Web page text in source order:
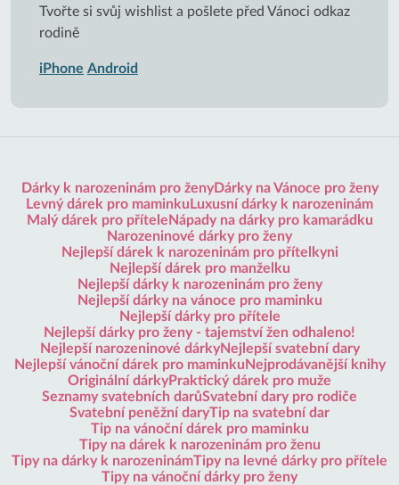
Tvořte si svůj wishlist a pošlete před Vánoci odkaz
rodině
iPhone Android
Dárky k narozeninám pro ženyDárky na Vánoce pro ženy
Levný dárek pro maminku Luxusní dárky k narozeninám
Malý dárek pro přítele Nápady na dárky pro kamarádku
Narozeninové dárky pro ženy
Nejlepší dárek k narozeninám pro přítelkyni
Nejlepší dárek pro manželku
Nejlepší dárky k narozeninám pro ženy
Nejlepší dárky na vánoce pro maminku
Nejlepší dárky pro přítele
Nejlepší dárky pro ženy - tajemství žen odhaleno!
Nejlepší narozeninové dárkyNejlepší svatební dary
Nejlepší vánoční dárek pro maminku Nejprodávanější knihy
Originální dárkyPraktický dárek pro muže
Seznamy svatebních darůSvatební dary pro rodiče
Svatební peněžní daryTip na svatební dar
Tip na vánoční dárek pro maminku
Tipy na dárek k narozeninám pro ženu
Tipy na dárky k narozeninámTipy na levné dárky pro přítele
Tipy na vánoční dárky pro ženy